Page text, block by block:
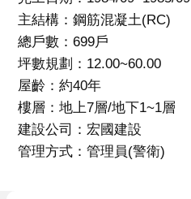
主結構：鋼筋混凝土(RC)
總戶數：699戶
坪數規劃：12.00~60.00
屋齡：約40年
樓層：地上7層/地下1~1層
建設公司：宏國建設
管理方式：管理員(警衛)